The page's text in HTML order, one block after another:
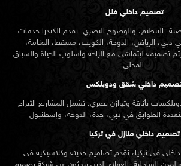
تصميم داخلي فلل
التنظيم، والوضوح البصري. تقدم الكيدرا خدمات
الرياض، الدوحة، الكويت، مسقط، المنامة،
تصميمه ليتماشى مع الراحة وأسلوب الحياة والسياق
المحلي.
داخلي شقق ودوبلكس
بأناقة وتوازن بصري. تشمل المشاريع الأبراج
تصميم داخلي منازل في تركيا
في تركيا، نقدم تصاميم حديثة وكلاسيكية في